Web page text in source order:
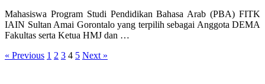
Mahasiswa Program Studi Pendidikan Bahasa Arab (PBA) FITK
IAIN Sultan Amai Gorontalo yang terpilih sebagai Anggota DEMA
Fakultas serta Ketua HMJ dan …
« Previous 1 2 3 4 5 Next »